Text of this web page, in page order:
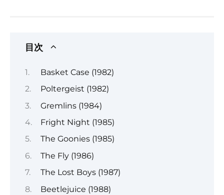
目次
Basket Case (1982)
Poltergeist (1982)
Gremlins (1984)
Fright Night (1985)
The Goonies (1985)
The Fly (1986)
The Lost Boys (1987)
Beetlejuice (1988)